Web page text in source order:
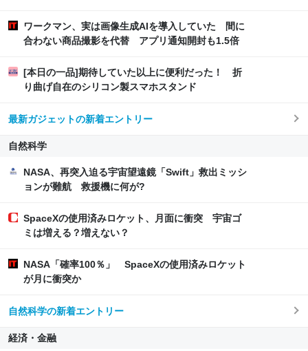
ワークマン、実は画像生成AIを導入していた 間に
合わない商品撮影を代替 アプリ通知開封も1.5倍
[本日の一品]期待していた以上に便利だった！ 折
り曲げ自在のシリコン製スマホスタンド
最新ガジェットの新着エントリー
自然科学
NASA、再突入迫る宇宙望遠鏡「Swift」救出ミッシ
ョンが難航 救援機に何が?
SpaceXの使用済みロケット、月面に衝突 宇宙ゴ
ミは増える？増えない？
NASA「確率100％」 SpaceXの使用済みロケット
が月に衝突か
自然科学の新着エントリー
経済・金融